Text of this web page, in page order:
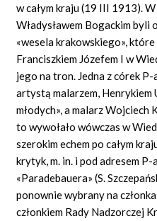
w całym kraju (19 III 1913).
Władysławem Bogackim
«wesela krakowskiego»,
Franciszkiem Józefem I w
jego na tron. Jedna z córek
artystą malarzem, Henrykiem
młodych», a malarz Wojciech
to wywołało wówczas w
szerokim echem po całym
krytyk, m. in. i pod adresem
«Paradebauera» (S.
ponownie wybrany na
członkiem Rady Nadzorczej